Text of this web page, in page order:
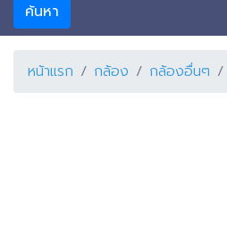
ค้นหา
หน้าแรก กล้อง กล้องอื่นๆ